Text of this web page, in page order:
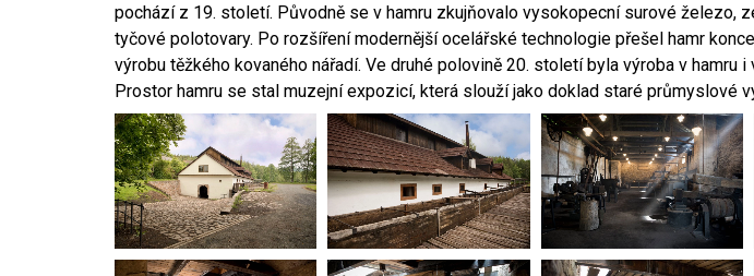
pochází z 19. století. Původně se v hamru zkujňovalo vysokopecní surové železo,
tyčové polotovary. Po rozšíření modernější ocelářské technologie přešel hamr
výrobu těžkého kovaného nářadí. Ve druhé polovině 20. století byla výroba v hamru i
Prostor hamru se stal muzejní expozicí, která slouží jako doklad staré průmyslové